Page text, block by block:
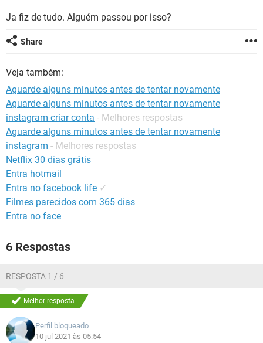
Ja fiz de tudo. Alguém passou por isso?
Share
Veja também:
Aguarde alguns minutos antes de tentar novamente
Aguarde alguns minutos antes de tentar novamente
instagram criar conta - Melhores respostas
Aguarde alguns minutos antes de tentar novamente
instagram - Melhores respostas
Netflix 30 dias grátis
Entra hotmail
Entra no facebook life ✓
Filmes parecidos com 365 dias
Entra no face
6 Respostas
RESPOSTA 1 / 6
Melhor resposta
Perfil bloqueado
10 jul 2021 às 05:54